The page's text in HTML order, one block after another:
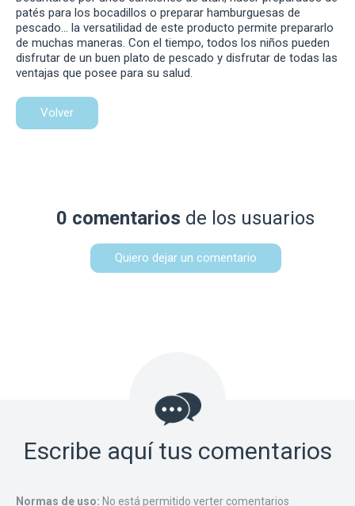
patés para los bocadillos o preparar hamburguesas de
pescado… la versatilidad de este producto permite prepararlo
de muchas maneras. Con el tiempo, todos los niños pueden
disfrutar de un buen plato de pescado y disfrutar de todas las
ventajas que posee para su salud.
Volver
0 comentarios de los usuarios
Quiero dejar un comentario
Escribe aquí tus comentarios
Normas de uso: No está permitido verter comentarios